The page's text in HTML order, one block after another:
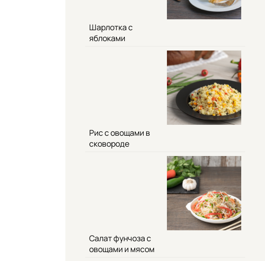
Шарлотка с
яблоками
Рис с овощами в
сковороде
Салат фунчоза с
овощами и мясом